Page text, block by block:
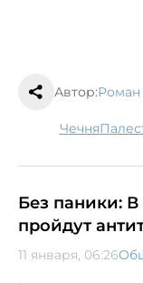
Автор:
Чечня
Без паники: В
пройдут
11 января, 06:26